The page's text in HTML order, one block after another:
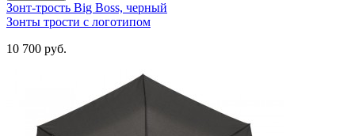
Зонт-трость Big Boss, черный
Зонты трости с логотипом
10 700 руб.